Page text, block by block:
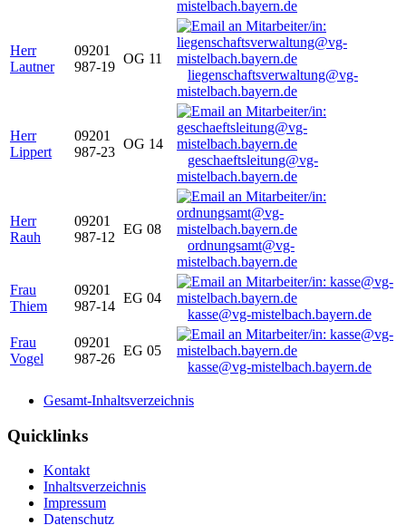
mistelbach.bayern.de
Herr
Lautner
09201
987-19
OG 11
liegenschaftsverwaltung@vg-
mistelbach.bayern.de
Herr
Lippert
09201
987-23
OG 14
geschaeftsleitung@vg-
mistelbach.bayern.de
Herr
Rauh
09201
987-12
EG 08
ordnungsamt@vg-
mistelbach.bayern.de
Frau
Thiem
09201
987-14
EG 04
kasse@vg-mistelbach.bayern.de
Frau
Vogel
09201
987-26
EG 05
kasse@vg-mistelbach.bayern.de
Gesamt-Inhaltsverzeichnis
Quicklinks
Kontakt
Inhaltsverzeichnis
Impressum
Datenschutz